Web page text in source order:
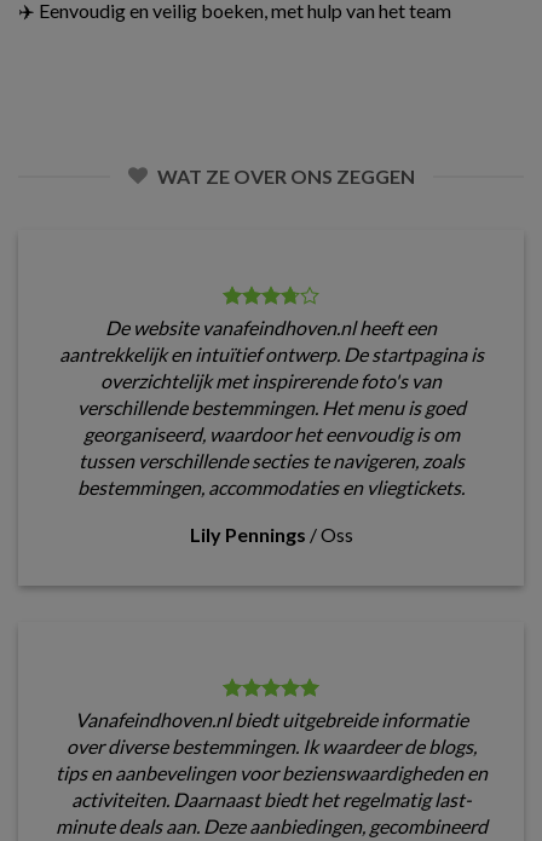
✈️ Eenvoudig en veilig boeken, met hulp van het team
WAT ZE OVER ONS ZEGGEN
De website vanafeindhoven.nl heeft een
aantrekkelijk en intuïtief ontwerp. De startpagina is
overzichtelijk met inspirerende foto's van
verschillende bestemmingen. Het menu is goed
georganiseerd, waardoor het eenvoudig is om
tussen verschillende secties te navigeren, zoals
bestemmingen, accommodaties en vliegtickets.
Lily Pennings /Oss
Vanafeindhoven.nl biedt uitgebreide informatie
over diverse bestemmingen. Ik waardeer de blogs,
tips en aanbevelingen voor bezienswaardigheden en
activiteiten. Daarnaast biedt het regelmatig last-
minute deals aan. Deze aanbiedingen, gecombineerd